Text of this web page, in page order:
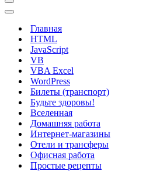
Меню
навигации
Меню
навигацииГлавная
HTML
JavaScript
VB
VBA Excel
WordPress
Билеты (транспорт)
Будьте здоровы!
Вселенная
Домашняя работа
Интернет-магазины
Отели и трансферы
Офисная работа
Простые рецепты